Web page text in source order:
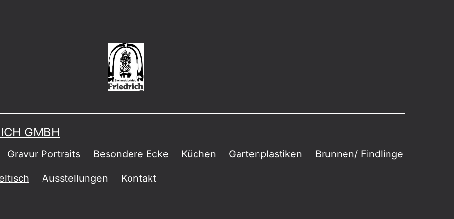
GMBH
Gravur Portraits Besondere Ecke Küchen Gartenplastiken Brunnen/ Findlinge
Ausstellungen Kontakt